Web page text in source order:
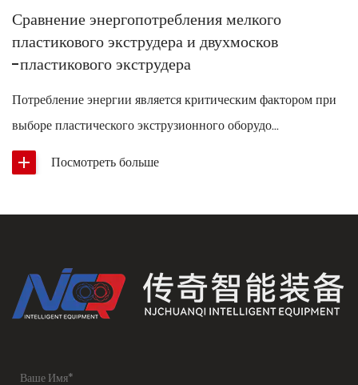
Сравнение энергопотребления мелкого
пластикового экструдера и двухмосков
-пластикового экструдера
Потребление энергии является критическим фактором при
выборе пластического экструзионного оборудо...
Посмотреть больше